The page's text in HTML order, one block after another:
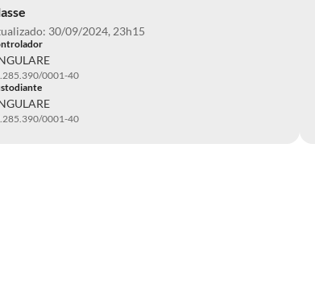
30/09/2024, 23h15
0001-40
0001-40